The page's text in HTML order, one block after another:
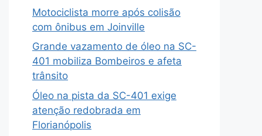
Motociclista morre após colisão
com ônibus em Joinville
Grande vazamento de óleo na SC-
401 mobiliza Bombeiros e afeta
trânsito
Óleo na pista da SC-401 exige
atenção redobrada em
Florianópolis